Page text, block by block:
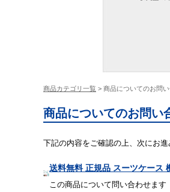
商品カテゴリ一覧 > 商品についてのお問
商品についてのお問い
下記の内容をご確認の上、次にお進
送料無料 正規品 スーツケース
この商品について問い合わせます